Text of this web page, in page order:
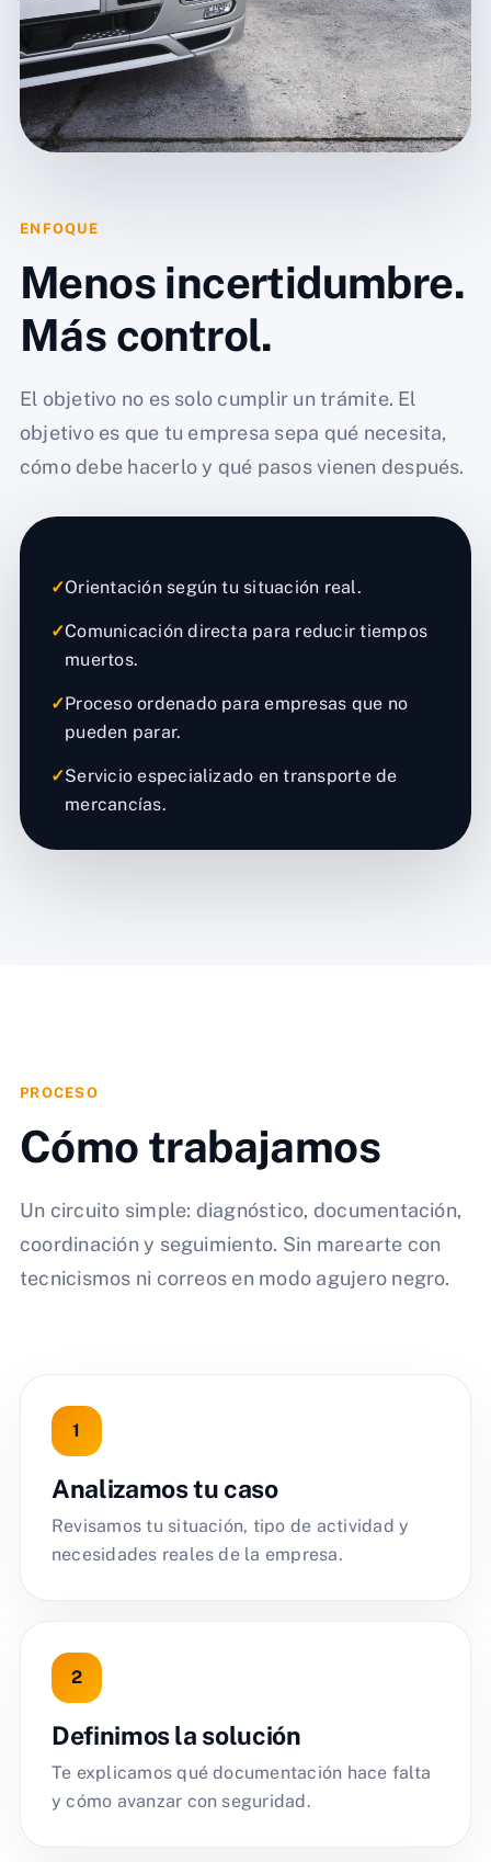
ENFOQUE
Menos incertidumbre.
Más control.
El objetivo no es solo cumplir un trámite. El
objetivo es que tu empresa sepa qué necesita,
cómo debe hacerlo y qué pasos vienen después.
✓Orientación según tu situación real.
✓Comunicación directa para reducir tiempos
muertos.
✓Proceso ordenado para empresas que no
pueden parar.
✓Servicio especializado en transporte de
mercancías.
PROCESO
Cómo trabajamos
Un circuito simple: diagnóstico, documentación,
coordinación y seguimiento. Sin marearte con
tecnicismos ni correos en modo agujero negro.
Analizamos tu caso
Revisamos tu situación, tipo de actividad y
necesidades reales de la empresa.
Definimos la solución
Te explicamos qué documentación hace falta
y cómo avanzar con seguridad.